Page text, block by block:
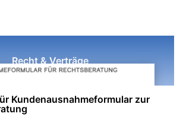
Recht & Verträge
Kundenausnahmeformular zur